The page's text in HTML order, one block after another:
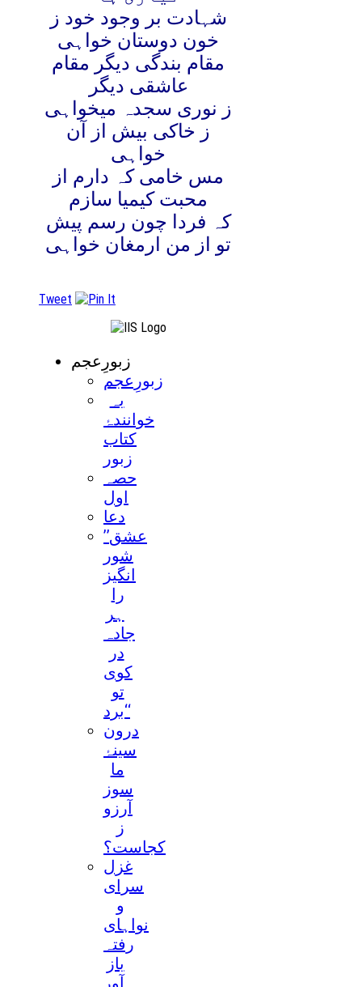
شہادت بر وجود خود ز
خون دوستان خواہی
مقام بندگی دیگر مقام
عاشقی دیگر
ز نوری سجدہ میخواہی
ز خاکی بیش از آن
خواہی
مس خامی کہ دارم از
محبت کیمیا سازم
کہ فردا چون رسم پیش
تو از من ارمغان خواہی
Tweet
زبورِعجم
زبورِعجم
بہ
خوانندۂ
کتاب
زبور
حصہ
اول
دعا
’’عشق
شور
انگیز
را
ہر
جادہ
در
کوی
تو
برد‘‘
درون
سینۂ
ما
سوز
آرزو
ز
کجاست؟
غزل
سرای
و
نواہای
رفتہ
باز